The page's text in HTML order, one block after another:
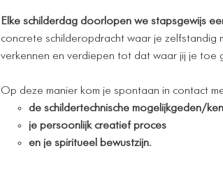
Elke schilderdag doorlopen we stapsgewijs
concrete schilderopdracht waar je
verkennen en verdiepen tot dat waar jij je toe
Op deze manier kom je spontaan in contact
de schildertechnische mogelijkgeden/
je persoonlijk creatief proces
en je spiritueel bewustzijn.